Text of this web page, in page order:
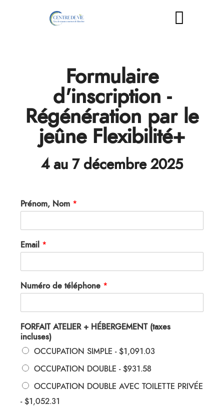
Formulaire
d'inscription -
Régénération par le
jeûne Flexibilité+​
4 au 7 décembre 2025
Prénom, Nom *
Email *
Numéro de téléphone *
FORFAIT ATELIER + HÉBERGEMENT (taxes
incluses)
OCCUPATION SIMPLE - $1,091.03
OCCUPATION DOUBLE - $931.58
OCCUPATION DOUBLE AVEC TOILETTE PRIVÉE
- $1,052.31